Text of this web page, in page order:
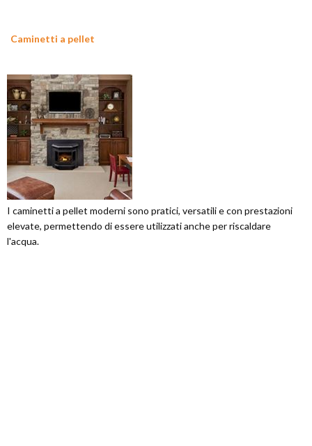
Caminetti a pellet
I caminetti a pellet moderni sono pratici, versatili e con prestazioni
elevate, permettendo di essere utilizzati anche per riscaldare
l'acqua.